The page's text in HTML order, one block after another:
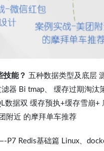
技能？ 五种数据类型及底层
器 Bi tmap、 缓存过期淘
据双 缓存预执+缓存雪崩
附近 的摩拜单车推荐
P7 Redis基础篇 Linux、